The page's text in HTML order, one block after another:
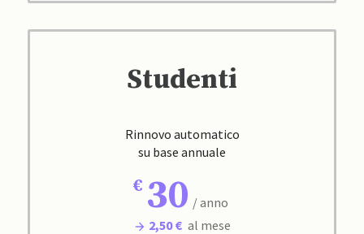
Studenti
Rinnovo automatico
su base annuale
30 / anno
2,50 € al mese